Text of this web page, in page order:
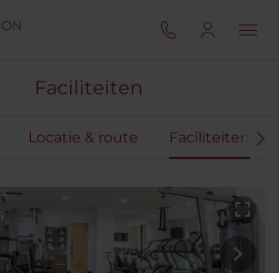
Faciliteiten
Locatie & route Faciliteiten